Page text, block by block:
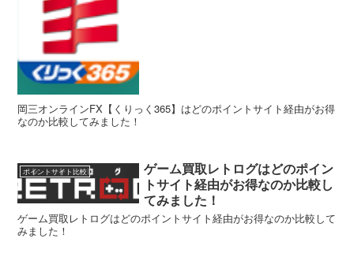
岡三オンラインFX【くりっく365】はどのポイントサイト経由がお得
なのか比較してみました！
ポイントサイト比較
ゲーム買取レトログはどのポイン
トサイト経由がお得なのか比較し
てみました！
ゲーム買取レトログはどのポイントサイト経由がお得なのか比較して
みました！